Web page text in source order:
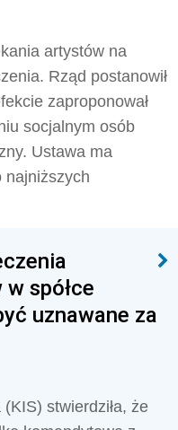
artystów na
Rząd postanowił
zaproponował
socjalnym osób
Ustawa ma
najniższych
spółce
uznawane za
stwierdziła, że